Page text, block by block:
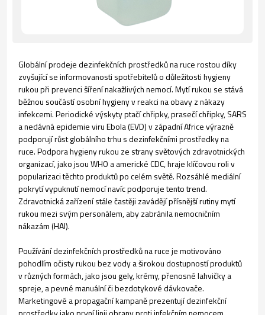
Globální prodeje dezinfekčních prostředků na ruce rostou díky
zvyšující se informovanosti spotřebitelů o důležitosti hygieny
rukou při prevenci šíření nakažlivých nemocí. Mytí rukou se stává
běžnou součástí osobní hygieny v reakci na obavy z nákazy
infekcemi. Periodické výskyty ptačí chřipky, prasečí chřipky, SARS
a nedávná epidemie viru Ebola (EVD) v západní Africe výrazně
podporují růst globálního trhu s dezinfekčními prostředky na
ruce. Podpora hygieny rukou ze strany světových zdravotnických
organizací, jako jsou WHO a americké CDC, hraje klíčovou roli v
popularizaci těchto produktů po celém světě. Rozsáhlé mediální
pokrytí vypuknutí nemocí navíc podporuje tento trend.
Zdravotnická zařízení stále častěji zavádějí přísnější rutiny mytí
rukou mezi svým personálem, aby zabránila nemocničním
nákazám (HAI).
Používání dezinfekčních prostředků na ruce je motivováno
pohodlím očisty rukou bez vody a širokou dostupností produktů
v různých formách, jako jsou gely, krémy, přenosné lahvičky a
spreje, a pevné manuální či bezdotykové dávkovače.
Marketingové a propagační kampaně prezentují dezinfekční